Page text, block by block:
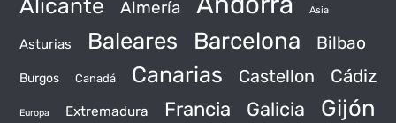
Alicante Almería Asia
Asturias Baleares Barcelona Bilbao
Burgos Canadá Canarias Castellon Cádiz
Europa Extremadura Francia Galicia Gijón